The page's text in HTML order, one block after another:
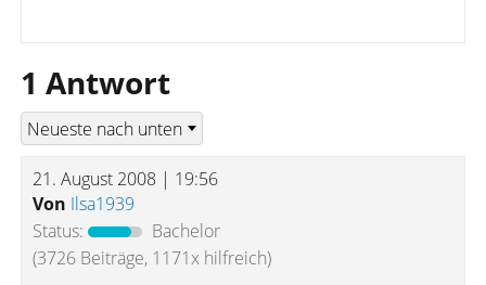
1 Antwort
21. August 2008 | 19:56
Von Ilsa1939
Status:
Bachelor
(3726 Beiträge, 1171x hilfreich)